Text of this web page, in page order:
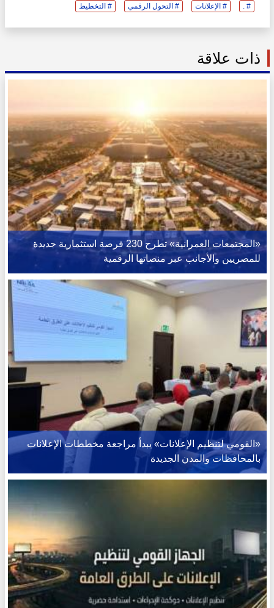
# . # الإعلانات # التحول الرقمي # التخطيط
ذات علاقة
«المجتمعات العمرانية» تطرح 230 فرصة استثمارية جديدة
للمصريين والأجانب عبر منصاتها الرقمية
«القومي لتنظيم الإعلانات» يبدأ مراجعة مخططات الإعلانات
بالمحافظات والمدن الجديدة